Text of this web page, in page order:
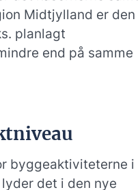
Midtjylland er den
planlagt
end på samme
byggeaktiviteterne i
det i den nye